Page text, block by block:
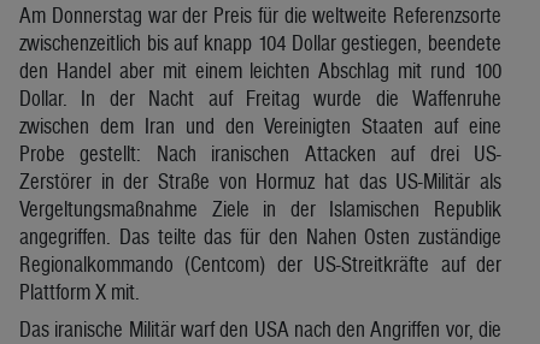
Am Donnerstag war der Preis für die weltweite Referenzsorte
zwischenzeitlich bis auf knapp 104 Dollar gestiegen, beendete
den Handel aber mit einem leichten Abschlag mit rund 100
Dollar. In der Nacht auf Freitag wurde die Waffenruhe
zwischen dem Iran und den Vereinigten Staaten auf eine
Probe gestellt: Nach iranischen Attacken auf drei US-
Zerstörer in der Straße von Hormuz hat das US-Militär als
Vergeltungsmaßnahme Ziele in der Islamischen Republik
angegriffen. Das teilte das für den Nahen Osten zuständige
Regionalkommando (Centcom) der US-Streitkräfte auf der
Plattform X mit.
Das iranische Militär warf den USA nach den Angriffen vor, die